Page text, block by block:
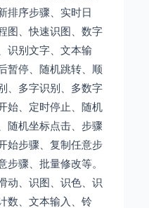
排序步骤、实时日
图、快速识图、数字
识别文字、文本输
暂停、随机跳转、顺
、多字识别、多数字
始、定时停止、随机
随机坐标点击、步骤
始步骤、复制任意步
步骤、批量修改等。
动、识图、识色、识
数、文本输入、铃